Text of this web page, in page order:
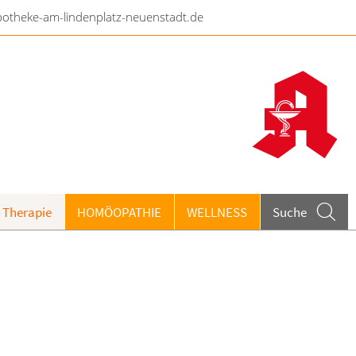
HOMÖOPATHIE WELLNESS Suche
am-lindenplatz-neuenstadt.de